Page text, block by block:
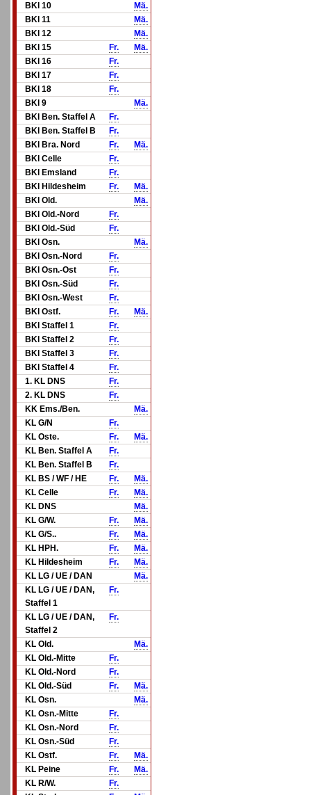
BKl 10
Mä.
BKl 11
Mä.
BKl 12
Mä.
BKl 15
Fr.
Mä.
BKl 16
Fr.
BKl 17
Fr.
BKl 18
Fr.
BKl 9
Mä.
BKl Ben. Staffel A
Fr.
BKl Ben. Staffel B
Fr.
BKl Bra. Nord
Fr.
Mä.
BKl Celle
Fr.
BKl Emsland
Fr.
BKl Hildesheim
Fr.
Mä.
BKl Old.
Mä.
BKl Old.-Nord
Fr.
BKl Old.-Süd
Fr.
BKl Osn.
Mä.
BKl Osn.-Nord
Fr.
BKl Osn.-Ost
Fr.
BKl Osn.-Süd
Fr.
BKl Osn.-West
Fr.
BKl Ostf.
Fr.
Mä.
BKl Staffel 1
Fr.
BKl Staffel 2
Fr.
BKl Staffel 3
Fr.
BKl Staffel 4
Fr.
1. KL DNS
Fr.
2. KL DNS
Fr.
KK Ems./Ben.
Mä.
KL G/N
Fr.
KL Oste.
Fr.
Mä.
KL Ben. Staffel A
Fr.
KL Ben. Staffel B
Fr.
KL BS / WF / HE
Fr.
Mä.
KL Celle
Fr.
Mä.
KL DNS
Mä.
KL G/W.
Fr.
Mä.
KL G/S..
Fr.
Mä.
KL HPH.
Fr.
Mä.
KL Hildesheim
Fr.
Mä.
KL LG / UE / DAN
Mä.
KL LG / UE / DAN,
Staffel 1
Fr.
KL LG / UE / DAN,
Staffel 2
Fr.
KL Old.
Mä.
KL Old.-Mitte
Fr.
KL Old.-Nord
Fr.
KL Old.-Süd
Fr.
Mä.
KL Osn.
Mä.
KL Osn.-Mitte
Fr.
KL Osn.-Nord
Fr.
KL Osn.-Süd
Fr.
KL Ostf.
Fr.
Mä.
KL Peine
Fr.
Mä.
KL R/W.
Fr.